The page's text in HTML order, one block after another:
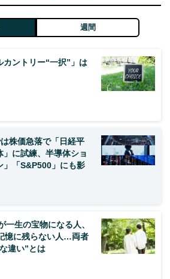
週間
ントリー“一択”」は
株価急落で「日経平
」に試練、半導体ショ
」「S&P500」にも影
一生の宝物になる人、
憶に残らない人…両者
違い”とは